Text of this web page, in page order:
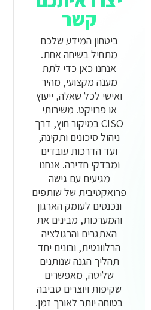
קשר
ביטחון המידע שלכם
מתחיל בשיחה אחת.
אנחנו כאן כדי לתת
מענה מקצועי, מהיר
ואישי לכל שאלה, ייעוץ
או פרויקט. משירותי
CISO במיקור חוץ, דרך
ניהול סיכונים ותקינה,
ועד הדרכות עובדים
ומבדקי חדירה. אנחנו
מגיעים עם גישה
פרואקטיבית של שותפים
ונכנסים לעומק הארגון
והמערכות, מבינים את
האתגרים והרגולציה
הרלוונטית, ובונים יחד
תהליך הגנה שנותנים
שליטה, מאפשרים
שקיפות ויוצרים סביבה
בטוחה יותר לאורך זמן.